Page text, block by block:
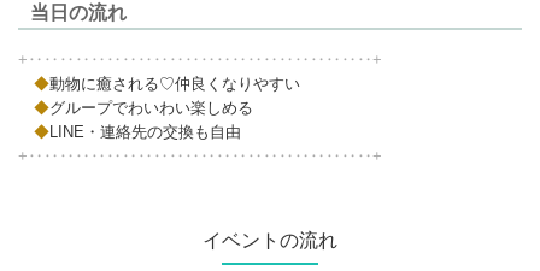
当日の流れ
+‥‥‥‥‥‥‥‥‥‥‥‥‥‥‥‥‥‥‥‥‥‥+
◆動物に癒される♡仲良くなりやすい
◆グループでわいわい楽しめる
◆LINE・連絡先の交換も自由
+‥‥‥‥‥‥‥‥‥‥‥‥‥‥‥‥‥‥‥‥‥‥+
イベントの流れ